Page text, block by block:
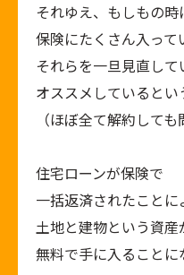
それゆえ、もしもの時
保険にたくさん入って
それらを一旦見直し
オススメしているとい
（ほぼ全て解約して
住宅ローンが保険で
一括返済されたことに
土地と建物という資産
無料で手に入ることに